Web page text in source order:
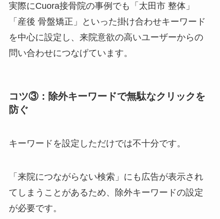
実際にCuora接骨院の事例でも「太田市 整体」
「産後 骨盤矯正」といった掛け合わせキーワード
を中心に設定し、来院意欲の高いユーザーからの
問い合わせにつなげています。
コツ③：除外キーワードで無駄なクリックを
防ぐ
キーワードを設定しただけでは不十分です。
「来院につながらない検索」にも広告が表示され
てしまうことがあるため、除外キーワードの設定
が必要です。